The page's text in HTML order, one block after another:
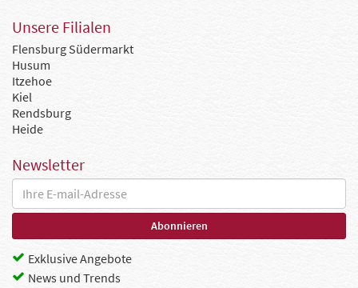
Unsere Filialen
Flensburg Südermarkt
Husum
Itzehoe
Kiel
Rendsburg
Heide
Newsletter
Exklusive Angebote
News und Trends